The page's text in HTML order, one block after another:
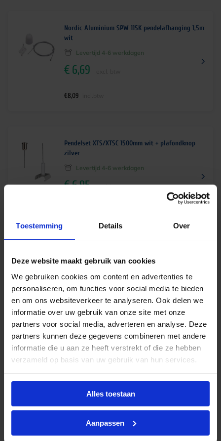
Toestemming Details Over
Deze website maakt gebruik van cookies
We gebruiken cookies om content en advertenties te
personaliseren, om functies voor social media te bieden
en om ons websiteverkeer te analyseren. Ook delen we
informatie over uw gebruik van onze site met onze
partners voor social media, adverteren en analyse. Deze
partners kunnen deze gegevens combineren met andere
informatie die u aan ze heeft verstrekt of die ze hebben
verzameld op basis van uw gebruik van hun services.
Alles toestaan
Aanpassen
Nordic Aluminium SPW 11SK pendelafhanging 1,5m
wit
Levertijd 4-6 werkdagen
€ 6,69
€8,09
Pendelset XTS/XTSC 1500mm wit + plafondknop
zilver
Levertijd 4-6 werkdagen
€6,95 excl. btw
Pendelset XTS/XTSC 3000mm wit + plafondknop
€7,55 excl. btw
€9,14 incl.btw
€3,51 excl. btw